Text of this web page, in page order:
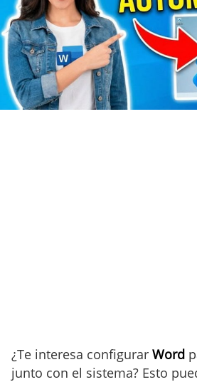
¿Te interesa configurar Word
junto con el sistema? Esto